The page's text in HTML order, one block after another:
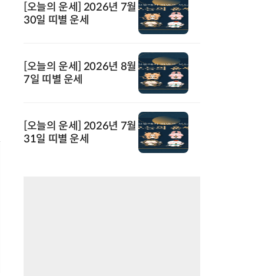
[오늘의 운세] 2026년 7월
30일 띠별 운세
[오늘의 운세] 2026년 8월
7일 띠별 운세
[오늘의 운세] 2026년 7월
31일 띠별 운세